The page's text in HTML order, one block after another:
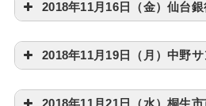
2018年11月16日（金）仙台
2018年11月19日（月）中野
2018年11月21日（水）桐生